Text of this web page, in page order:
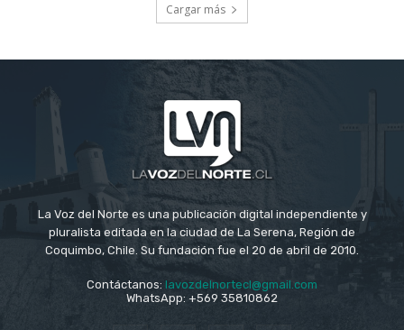
Cargar más
La Voz del Norte es una publicación digital independiente y
pluralista editada en la ciudad de La Serena, Región de
Coquimbo, Chile. Su fundación fue el 20 de abril de 2010.
Contáctanos: lavozdelnortecl@gmail.com
WhatsApp: +569 35810862